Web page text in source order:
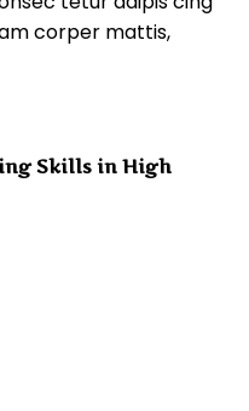
corper mattis,
Skills in High